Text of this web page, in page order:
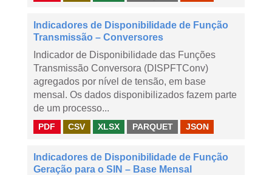
Indicadores de Disponibilidade de Função
Transmissão – Conversores
Indicador de Disponibilidade das Funções
Transmissão Conversora (DISPFTConv)
agregados por nível de tensão, em base
mensal. Os dados disponibilizados fazem parte
de um processo...
PDF CSV XLSX PARQUET JSON
Indicadores de Disponibilidade de Função
Geração para o SIN – Base Mensal